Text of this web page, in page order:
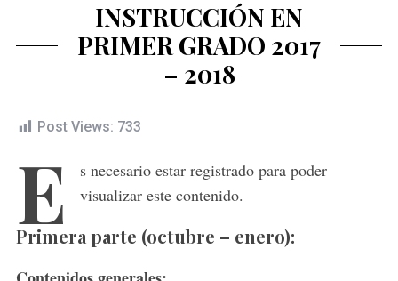
INSTRUCCIÓN EN
PRIMER GRADO 2017
– 2018
Post Views: 733
E
s necesario estar registrado para poder
visualizar este contenido.
Primera parte (octubre – enero):